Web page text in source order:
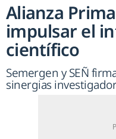
Alianza
impulsar el
científico
Semergen y SEÑ
sinergias